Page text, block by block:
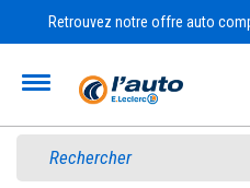
Retrouvez notre offre auto